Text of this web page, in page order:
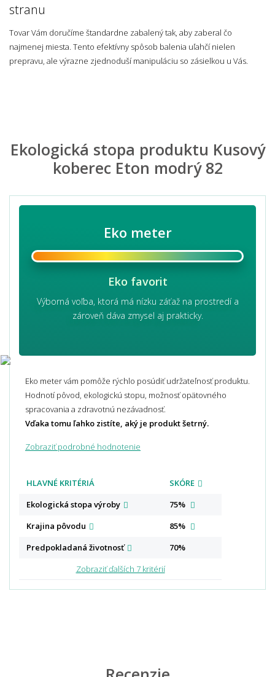
stranu
Tovar Vám doručíme štandardne zabalený tak, aby zaberal čo
najmenej miesta. Tento efektívny spôsob balenia uľahčí nielen
prepravu, ale výrazne zjednoduší manipuláciu so zásielkou u Vás.
Ekologická stopa produktu Kusový
koberec Eton modrý 82
Eko meter
Eko favorit
Výborná voľba, ktorá má nízku záťaž na prostredí a
zároveň dáva zmysel aj prakticky.
Eko meter vám pomôže rýchlo posúdiť udržateľnosť produktu.
Hodnotí pôvod, ekologickú stopu, možnosť opätovného
spracovania a zdravotnú nezávadnosť.
Vďaka tomu ľahko zistíte, aký je produkt šetrný.
Zobraziť podrobné hodnotenie
HLAVNÉ KRITÉRIÁ
SKÓRE
Ekologická stopa výroby
75%
Krajina pôvodu
85%
Predpokladaná životnosť
70%
Zobraziť ďalších 7 kritérií